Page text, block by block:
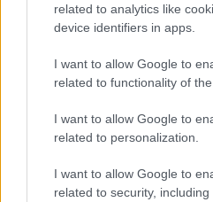
related to analytics like
device identifiers in apps.
I want to allow Google to
related to functionality of
I want to allow Google to
related to personalization.
I want to allow Google to
related to security,
Η Oxfam καλεί ιδίως τις
τις κοινωνικές δαπάνες,
«προστατεύσουν τα
και να εγγυηθούν πως οι